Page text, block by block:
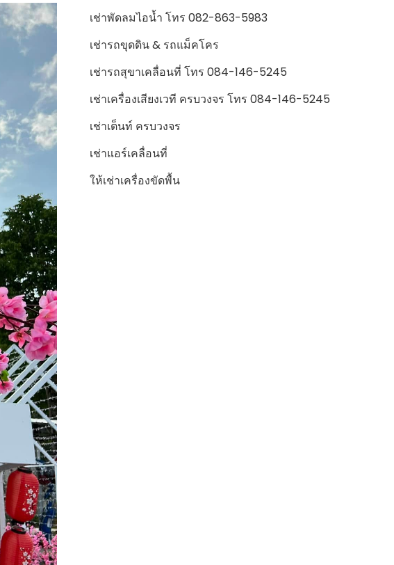
เช่าพัดลมไอน้ำ โทร 082-863-5983
เช่ารถขุดดิน & รถแม็คโคร
เช่ารถสุขาเคลื่อนที่ โทร 084-146-5245
เช่าเครื่องเสียงเวที ครบวงจร โทร 084-146-5245
เช่าเต็นท์ ครบวงจร
เช่าแอร์เคลื่อนที่
ให้เช่าเครื่องขัดพื้น